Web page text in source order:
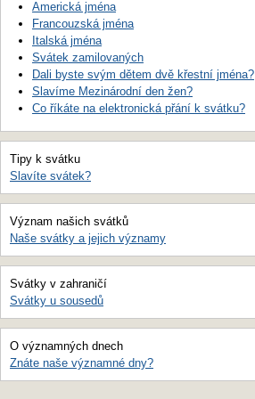
Americká jména
Francouzská jména
Italská jména
Svátek zamilovaných
Dali byste svým dětem dvě křestní jména?
Slavíme Mezinárodní den žen?
Co říkáte na elektronická přání k svátku?
Tipy k svátku
Slavíte svátek?
Význam našich svátků
Naše svátky a jejich významy
Svátky v zahraničí
Svátky u sousedů
O významných dnech
Znáte naše významné dny?